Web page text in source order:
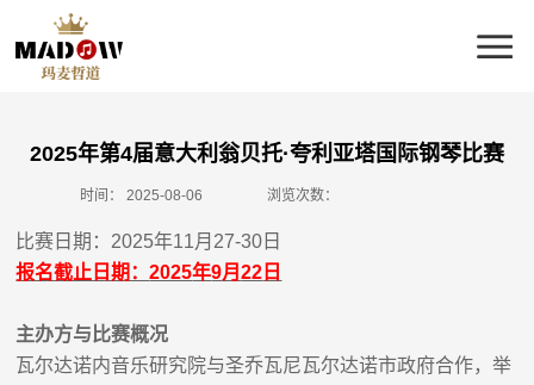
2025年第4届意大利翁贝托·夸利亚塔国际钢琴比赛
时间： 2025-08-06 浏览次数：
比赛日期： 2025年11月 27-30 日
报名截止日期：2025年9月22 日
主办方与比赛概况
瓦尔达诺内音乐研究院与圣乔瓦尼瓦尔达诺市政府合作，举